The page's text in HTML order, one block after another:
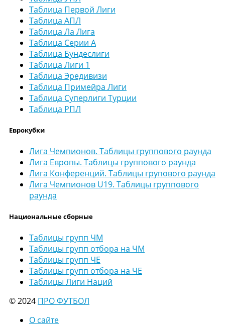
Таблица Первой Лиги
Таблица АПЛ
Таблица Ла Лига
Таблица Серии А
Таблица Бундеслиги
Таблица Лиги 1
Таблица Эредивизи
Таблица Примейра Лиги
Таблица Суперлиги Турции
Таблица РПЛ
Еврокубки
Лига Чемпионов. Таблицы группового раунда
Лига Европы. Таблицы группового раунда
Лига Конференций. Таблицы групового раунда
Лига Чемпионов U19. Таблицы группового
раунда
Национальные сборные
Таблицы групп ЧМ
Таблицы групп отбора на ЧМ
Таблицы групп ЧЕ
Таблицы групп отбора на ЧЕ
Таблицы Лиги Наций
© 2024 ПРО ФУТБОЛ
О сайте